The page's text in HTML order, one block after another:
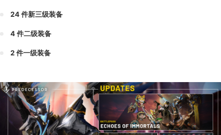
24 件新三级装备
4 件二级装备
2 件一级装备